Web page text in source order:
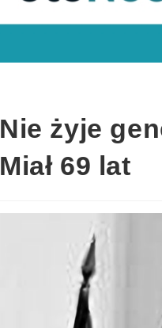
Nie żyje
Miał 69 lat